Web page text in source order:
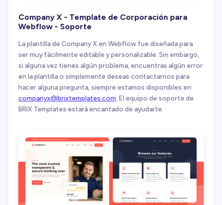
Company X - Template de Corporación para
Webflow - Soporte
La plantilla de Company X en Webflow fue diseñada para
ser muy fácilmente editable y personalizable. Sin embargo,
si alguna vez tienes algún problema, encuentras algún error
en la plantilla o simplemente deseas contactarnos para
hacer alguna pregunta, siempre estamos disponibles en
companyx@brixtemplates.com . El equipo de soporte de
BRIX Templates estará encantado de ayudarte.